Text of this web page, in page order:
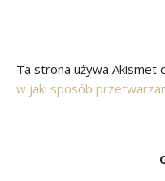
Ta strona używa Akismet
w jaki sposób